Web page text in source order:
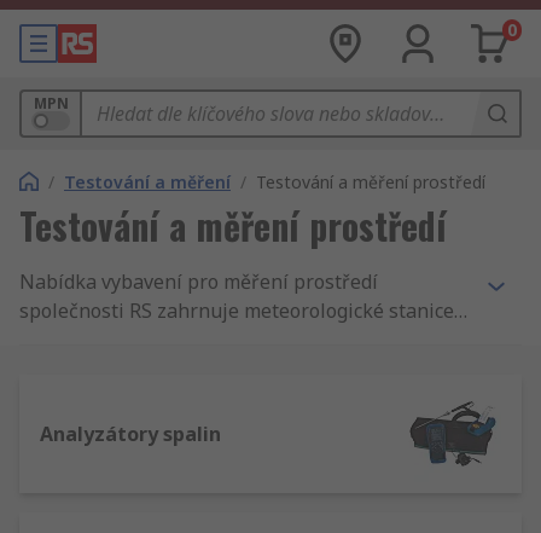
0
MPN
/ Testování a měření / Testování a měření prostředí
Testování a měření prostředí
Nabídka vybavení pro měření prostředí
společnosti RS zahrnuje meteorologické stanice a
Analyzátory spalin